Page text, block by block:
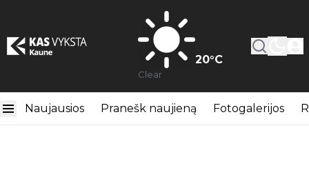
20°C
Clear
Naujausios Pranešk naujieną Fotogalerijos